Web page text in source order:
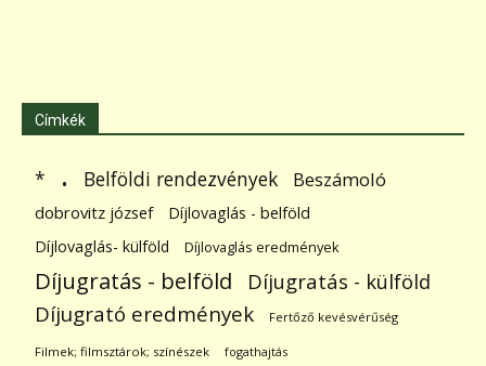
Címkék
* . Belföldi rendezvények Beszámoló
dobrovitz józsef
Díjlovaglás - belföld
Díjlovaglás- külföld
Díjlovaglás eredmények
Díjugratás - belföld Díjugratás - külföld
Díjugrató eredmények Fertőző kevésvérűség
Filmek; filmsztárok; színészek fogathajtás